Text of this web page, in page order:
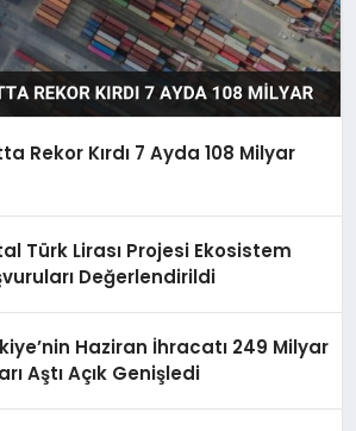
Rekor Kırdı 7 Ayda 108 Milyar
Türk Lirası Projesi Ekosistem
Değerlendirildi
Haziran İhracatı 249 Milyar
Aştı Açık Genişledi